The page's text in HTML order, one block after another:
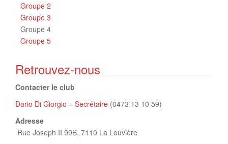
Groupe 2
Groupe 3
Groupe 4
Groupe 5
Retrouvez-nous
Contacter le club
Dario Di Giorgio – Secrétaire (0473 13 10 59)
Adresse
Rue Joseph II 99B, 7110 La Louvière